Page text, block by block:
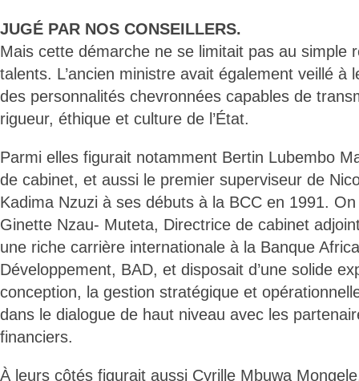
JUGÉ PAR NOS CONSEILLERS.
Mais cette démarche ne se limitait pas au simple
talents. L’ancien ministre avait également veillé à
des personnalités chevronnées capables de
rigueur, éthique et culture de l’État.
Parmi elles figurait notamment Bertin Lubembo
de cabinet, et aussi le premier superviseur de
Kadima Nzuzi à ses débuts à la BCC en 1991.
Ginette Nzau- Muteta, Directrice de cabinet
une riche carrière internationale à la Banque
Développement, BAD, et disposait d’une solide
conception, la gestion stratégique et
dans le dialogue de haut niveau avec les
financiers.
À leurs côtés figurait aussi Cyrille Mbuwa